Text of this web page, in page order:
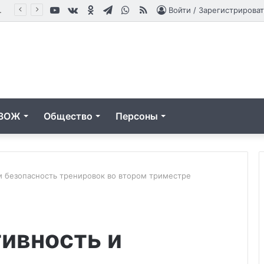
процедуры Войти /
RSS
WhatsApp
Telegram
Одноклассники
vk.com
YouTube
Общество Персоны
безопасность тренировок во втором триместре
и
в